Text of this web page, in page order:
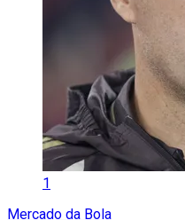
1
Mercado da Bola